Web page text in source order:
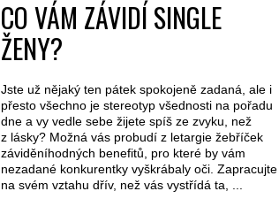
CO VÁM ZÁVIDÍ SINGLE
ŽENY?
Jste už nějaký ten pátek spokojeně zadaná, ale i
přesto všechno je stereotyp všednosti na pořadu
dne a vy vedle sebe žijete spíš ze zvyku, než
z lásky? Možná vás probudí z letargie žebříček
záviděníhodných benefitů, pro které by vám
nezadané konkurentky vyškrábaly oči. Zapracujte
na svém vztahu dřív, než vás vystřídá ta, ...